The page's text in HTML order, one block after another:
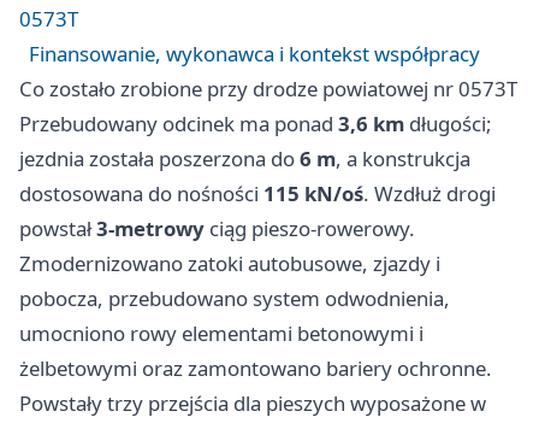
0573T
Finansowanie, wykonawca i kontekst współpracy
Co zostało zrobione przy drodze powiatowej nr 0573T
Przebudowany odcinek ma ponad 3,6 km długości;
jezdnia została poszerzona do6 m, a konstrukcja
dostosowana do nośności 115 kN/oś. Wzdłuż drogi
powstał3‑metrowy ciąg pieszo‑rowerowy.
Zmodernizowano zatoki autobusowe, zjazdy i
pobocza, przebudowano system odwodnienia,
umocniono rowy elementami betonowymi i
żelbetowymi oraz zamontowano bariery ochronne.
Powstały trzy przejścia dla pieszych wyposażone w